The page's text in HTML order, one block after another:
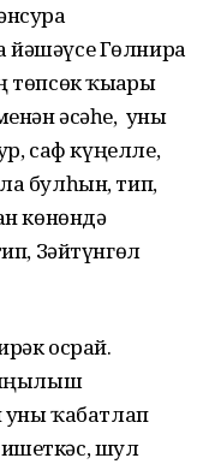
Гөлнира
ҡыҙҙары
әсәһе, уны
саф күңелле,
булһын, тип,
көнөндә
Зәйтүнгөл
осрай.
яңылыш
уны ҡабатлап
ишеткәс, шул